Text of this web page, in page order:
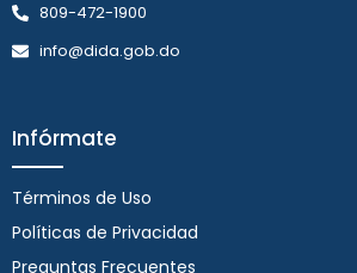
809-472-1900
info@dida.gob.do
Infórmate
Términos de Uso
Políticas de Privacidad
Preguntas Frecuentes